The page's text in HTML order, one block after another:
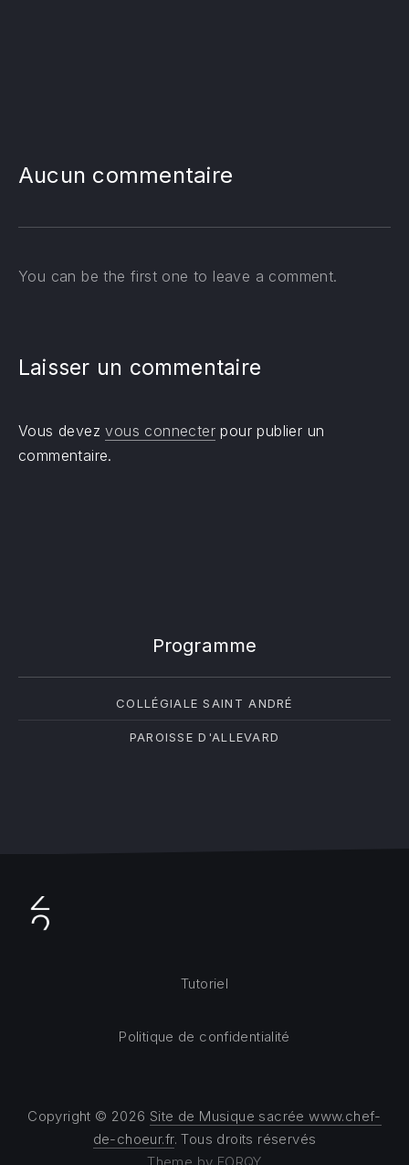
Aucun commentaire
You can be the first one to leave a comment.
Laisser un commentaire
Vous devezvous connecter pour publier un
commentaire.
Programme
COLLÉGIALE SAINT ANDRÉ
PAROISSE D'ALLEVARD
Copyright © 2026 Site de Musique sacrée www.chef-
de-choeur.fr. Tous droits réservés
Tutoriel
Politique de confidentialité